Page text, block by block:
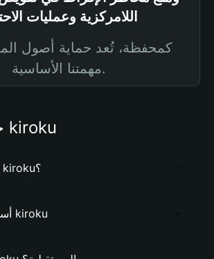
اللامركزية وعمليات
كمحفظة، تُعد حماية أصول
مهمتنا الأساسية.
حول محفظة kiroku
ما هي محفظة kiroku؟
أسباب تميز عملة kiroku